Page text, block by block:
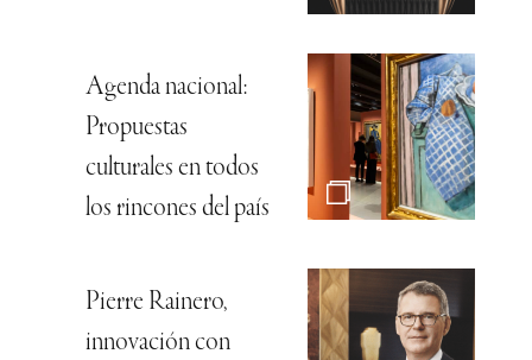
Agenda nacional:
Propuestas
culturales en todos
los rincones del país
Pierre Rainero,
innovación con